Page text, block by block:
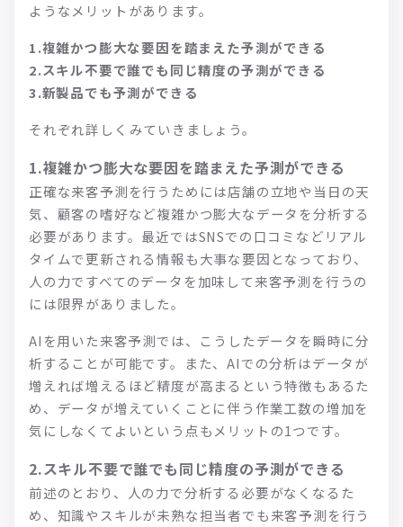
ようなメリットがあります。
1.複雑かつ膨大な要因を踏まえた予測ができる
2.スキル不要で誰でも同じ精度の予測ができる
3.新製品でも予測ができる
それぞれ詳しくみていきましょう。
1.複雑かつ膨大な要因を踏まえた予測ができる
正確な来客予測を行うためには店舗の立地や当日の天
気、顧客の嗜好など複雑かつ膨大なデータを分析する
必要があります。最近ではSNSでの口コミなどリアル
タイムで更新される情報も大事な要因となっており、
人の力ですべてのデータを加味して来客予測を行うの
には限界がありました。
AIを用いた来客予測では、こうしたデータを瞬時に分
析することが可能です。また、AIでの分析はデータが
増えれば増えるほど精度が高まるという特徴もあるた
め、データが増えていくことに伴う作業工数の増加を
気にしなくてよいという点もメリットの1つです。
2.スキル不要で誰でも同じ精度の予測ができる
前述のとおり、人の力で分析する必要がなくなるた
め、知識やスキルが未熟な担当者でも来客予測を行う